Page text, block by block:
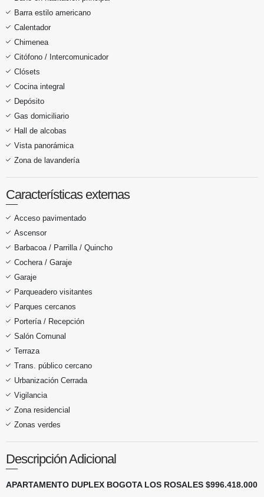
Barra estilo americano
Calentador
Chimenea
Citófono / Intercomunicador
Clósets
Cocina integral
Depósito
Gas domiciliario
Hall de alcobas
Vista panorámica
Zona de lavandería
Características externas
Acceso pavimentado
Ascensor
Barbacoa / Parrilla / Quincho
Cochera / Garaje
Garaje
Parqueadero visitantes
Parques cercanos
Portería / Recepción
Salón Comunal
Terraza
Trans. público cercano
Urbanización Cerrada
Vigilancia
Zona residencial
Zonas verdes
Descripción Adicional
APARTAMENTO DUPLEX BOGOTA LOS ROSALES $996.418.000